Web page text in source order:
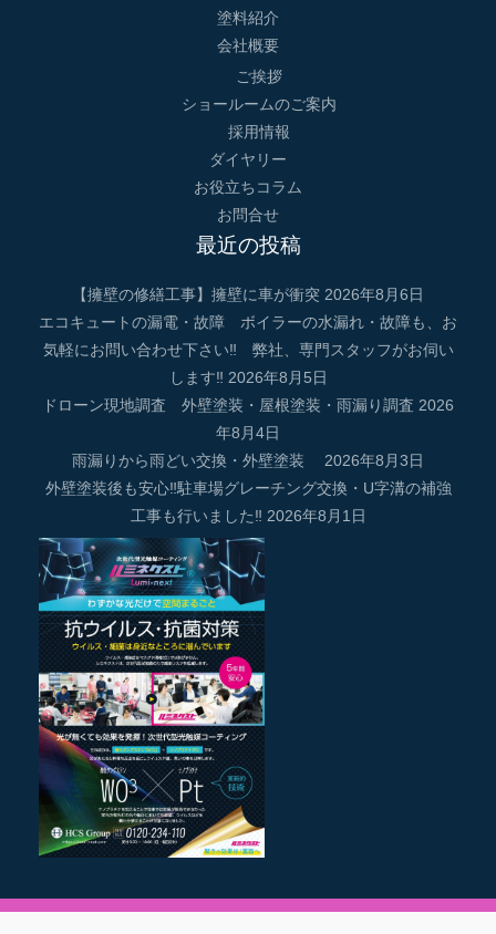
塗料紹介
会社概要
ご挨拶
ショールームのご案内
採用情報
ダイヤリー
お役立ちコラム
お問合せ
最近の投稿
【擁壁の修繕工事】擁壁に車が衝突 2026年8月6日
エコキュートの漏電・故障 ボイラーの水漏れ・故障も、お
気軽にお問い合わせ下さい‼ 弊社、専門スタッフがお伺い
します‼ 2026年8月5日
ドローン現地調査 外壁塗装・屋根塗装・雨漏り調査 2026
年8月4日
雨漏りから雨どい交換・外壁塗装
2026年8月3日
外壁塗装後も安心‼駐車場グレーチング交換・U字溝の補強
工事も行いました‼ 2026年8月1日